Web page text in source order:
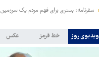
سفرنامه؛ بستری برای فهم مردم یک سرزمین
ویدیوی روز خط قرمز عکس